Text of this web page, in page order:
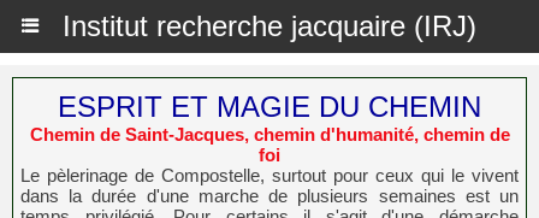
Institut recherche jacquaire (IRJ)
ESPRIT ET MAGIE DU CHEMIN
Chemin de Saint-Jacques, chemin d'humanité, chemin de
foi
Le pèlerinage de Compostelle, surtout pour ceux qui le vivent
dans la durée d'une marche de plusieurs semaines est un